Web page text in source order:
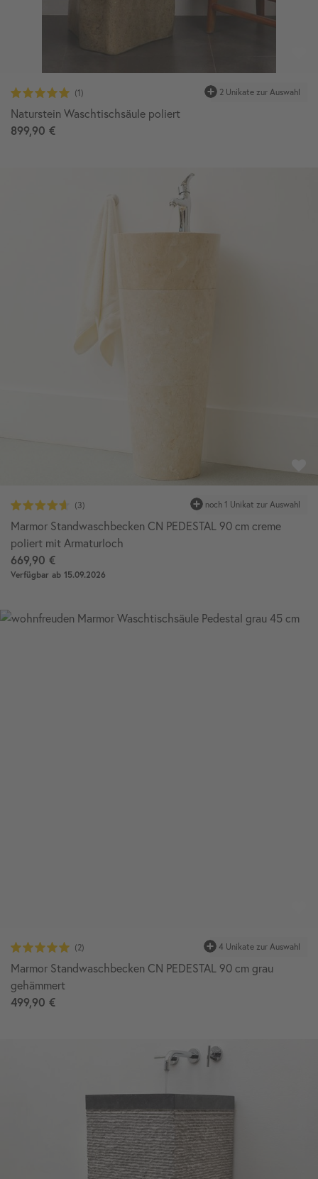
Naturstein Waschtischsäule poliert
899,90 €
Marmor Standwaschbecken CN PEDESTAL 90 cm creme
poliert mit Armaturloch
669,90 €
Verfügbar ab 15.09.2026
Marmor Standwaschbecken CN PEDESTAL 90 cm grau
gehämmert
499,90 €